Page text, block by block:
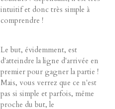
intuitif et donc très simple à
comprendre !
Le but, évidemment, est
d'atteindre la ligne d'arrivée en
premier pour gagner la partie !
Mais, vous verrez que ce n'est
pas si simple et parfois, même
proche du but, le